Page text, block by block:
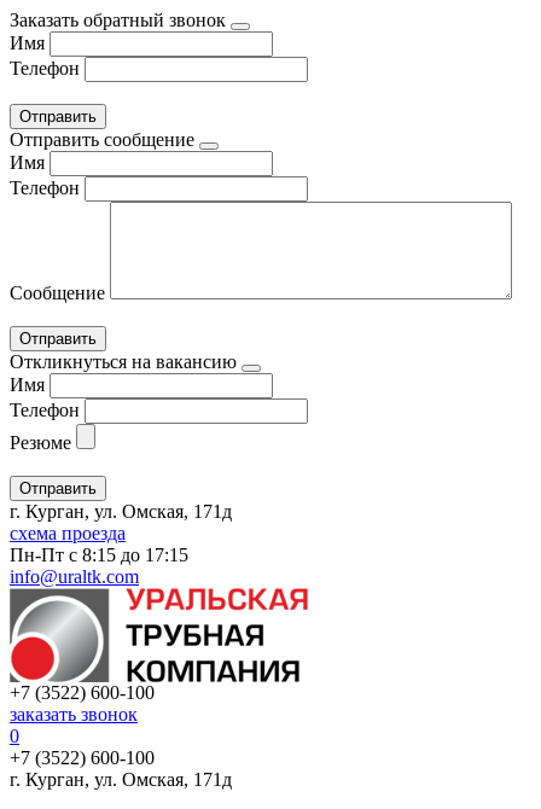
Заказать обратный звонок
Имя
Телефон
Отправить сообщение
Имя
Телефон
Сообщение
Откликнуться на вакансию
Имя
Телефон
Резюме
г. Курган, ул. Омская, 171д
схема проезда
Пн-Пт с 8:15 до 17:15
info@uraltk.com
+7 (3522) 600-100
заказать звонок
0
+7 (3522) 600-100
г. Курган, ул. Омская, 171д